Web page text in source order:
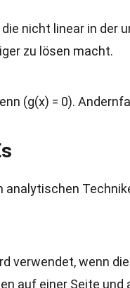
nicht linear in der
zu lösen macht.
(g(x) = 0).
analytischen
verwendet, wenn
auf einer Seite und